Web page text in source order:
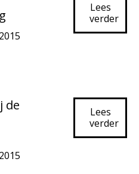
Lees
verder
de
Lees
verder